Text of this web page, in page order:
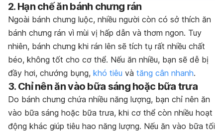
2. Hạn chế ăn bánh chưng rán
Ngoài bánh chưng luộc, nhiều người còn có sở thích ăn
bánh chưng rán vì mùi vị hấp dẫn và thơm ngon. Tuy
nhiên, bánh chưng khi rán lên sẽ tích tụ rất nhiều chất
béo, không tốt cho cơ thể. Nếu ăn nhiều, bạn sẽ dễ bị
đầy hơi, chướng bụng, khó tiêu và tăng cân nhanh.
3. Chỉ nên ăn vào bữa sáng hoặc bữa trưa
Do bánh chưng chứa nhiều năng lượng, bạn chỉ nên ăn
vào bữa sáng hoặc bữa trưa, khi cơ thể còn nhiều hoạt
động khác giúp tiêu hao năng lượng. Nếu ăn vào bữa tối